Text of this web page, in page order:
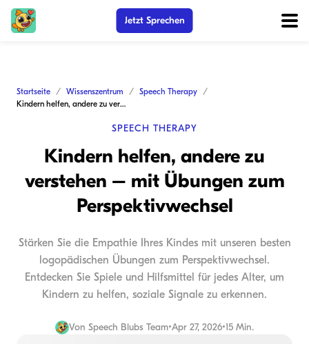
Jetzt Sprechen
Startseite Wissenszentrum
Speech Therapy
Kindern helfen, andere zu verstehen – mit Übungen zum Perspektivwechsel
SPEECH THERAPY
Kindern helfen, andere zu
verstehen – mit Übungen zum
Perspektivwechsel
Stärken Sie die Empathie Ihres Kindes mit unseren besten
logopädischen Übungen zum Perspektivwechsel.
Entdecken Sie Spiele und Hilfsmittel für jedes Alter, um
Kindern zu helfen, soziale Signale zu erkennen.
Von Speech Blubs Team•Apr 27, 2026•15 Min.